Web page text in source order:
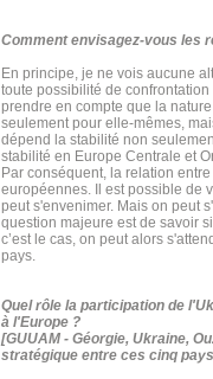
Comment envisagez-vous les
En principe, je ne vois aucune
toute possibilité de
prendre en compte que la
seulement pour elle-mêmes,
dépend la stabilité non
stabilité en Europe Centrale et
Par conséquent, la relation
européennes. Il est possible de
peut s'envenimer. Mais on peut
question majeure est de savoir
c’est le cas, on peut alors
pays.
Quel rôle la participation de
à l'Europe ?
[GUUAM - Géorgie, Ukraine,
stratégique entre ces cinq